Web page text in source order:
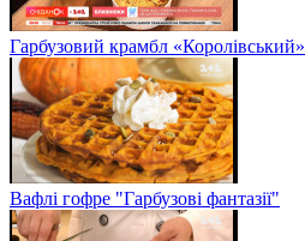
Гарбузовий крамбл «Королівський»
Вафлі гофре "Гарбузові фантазії"